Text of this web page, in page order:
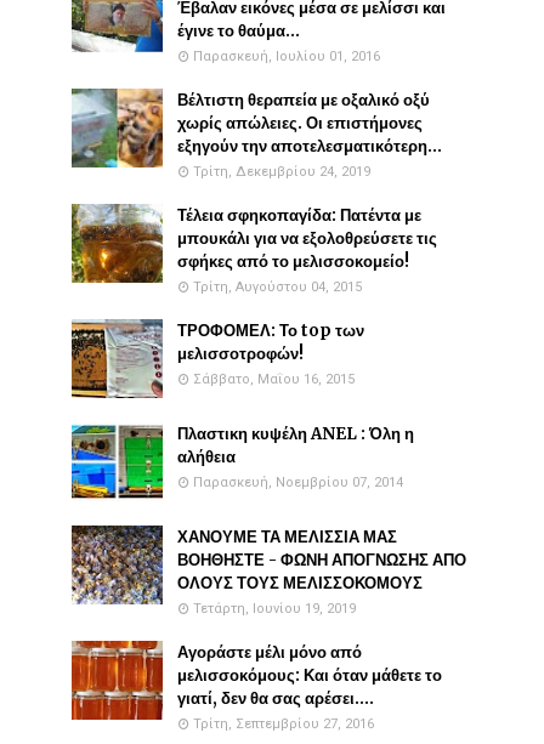
Έβαλαν εικόνες μέσα σε μελίσσι και
έγινε το θαύμα...
Παρασκευή, Ιουλίου 01, 2016
Βέλτιστη θεραπεία με οξαλικό οξύ
χωρίς απώλειες. Οι επιστήμονες
εξηγούν την αποτελεσματικότερη...
Τρίτη, Δεκεμβρίου 24, 2019
Τέλεια σφηκοπαγίδα: Πατέντα με
μπουκάλι για να εξολοθρεύσετε τις
σφήκες από το μελισσοκομείο!
Τρίτη, Αυγούστου 04, 2015
ΤΡΟΦΟΜΕΛ: Το top των
μελισσοτροφών!
Σάββατο, Μαΐου 16, 2015
Πλαστικη κυψέλη ANEL : Όλη η
αλήθεια
Παρασκευή, Νοεμβρίου 07, 2014
ΧΑΝΟΥΜΕ ΤΑ ΜΕΛΙΣΣΙΑ ΜΑΣ
ΒΟΗΘΗΣΤΕ - ΦΩΝΗ ΑΠΟΓΝΩΣΗΣ ΑΠΟ
ΟΛΟΥΣ ΤΟΥΣ ΜΕΛΙΣΣΟΚΟΜΟΥΣ
Τετάρτη, Ιουνίου 19, 2019
Αγοράστε μέλι μόνο από
μελισσοκόμους: Και όταν μάθετε το
γιατί, δεν θα σας αρέσει....
Τρίτη, Σεπτεμβρίου 27, 2016